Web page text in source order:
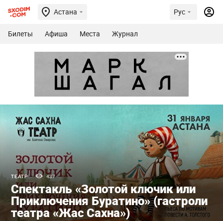
Астана Рус
Билеты Афиша Места Журнал
ТЕАТР 437
Спектакль «Золотой ключик или
Приключения Буратино» (гастроли
театра «Жас Сахна»)